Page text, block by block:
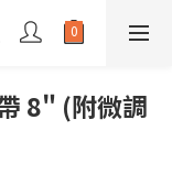
8" (附微調